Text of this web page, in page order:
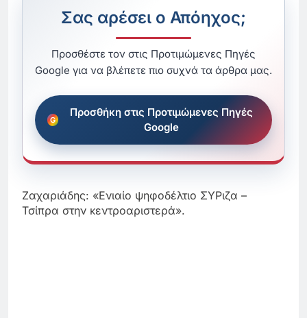
Σας αρέσει ο Απόηχος;
Προσθέστε τον στις Προτιμώμενες Πηγές
Google για να βλέπετε πιο συχνά τα άρθρα μας.
Προσθήκη στις Προτιμώμενες Πηγές
Google
Ζαχαριάδης: «Ενιαίο ψηφοδέλτιο ΣΥΡιζα –
Τσίπρα στην κεντροαριστερά».